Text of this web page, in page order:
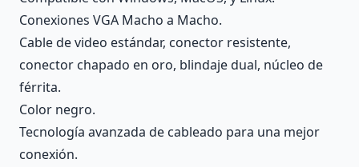
Conexiones VGA Macho a Macho.
Cable de video estándar, conector resistente,
conector chapado en oro, blindaje dual, núcleo de
férrita.
Color negro.
Tecnología avanzada de cableado para una mejor
conexión.